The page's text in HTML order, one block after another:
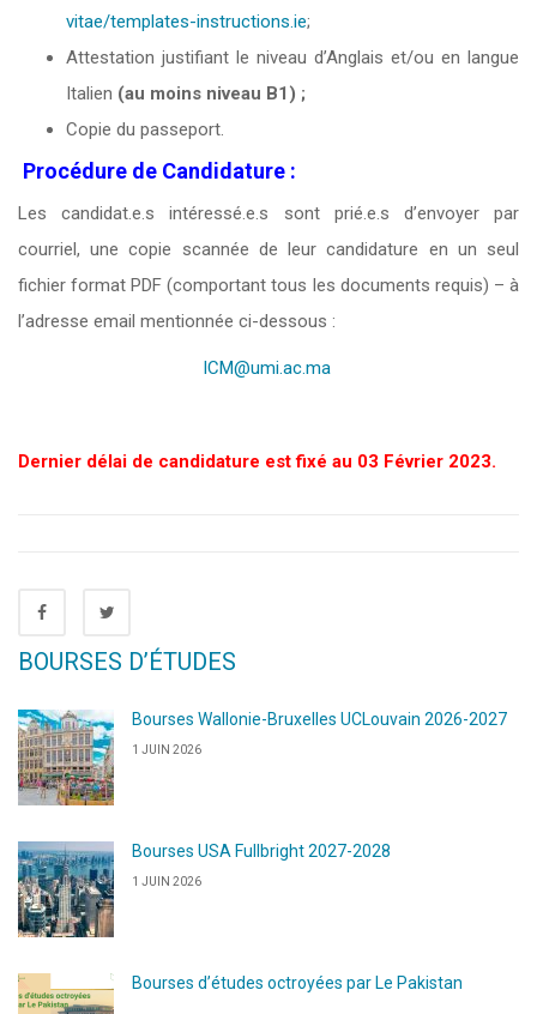
vitae/templates-instructions.ie;
Attestation justifiant le niveau d’Anglais et/ou en langue
Italien (au moins niveau B1) ;
Copie du passeport.
Procédure de Candidature :
Les candidat.e.s intéressé.e.s sont prié.e.s d’envoyer par
courriel, une copie scannée de leur candidature en un seul
fichier format PDF (comportant tous les documents requis) – à
l’adresse email mentionnée ci-dessous :
ICM@umi.ac.ma
Dernier délai de candidature est fixé au 03 Février 2023.
BOURSES D’ÉTUDES
Bourses Wallonie-Bruxelles UCLouvain 2026-2027
1 JUIN 2026
Bourses USA Fullbright 2027-2028
1 JUIN 2026
Bourses d’études octroyées par Le Pakistan